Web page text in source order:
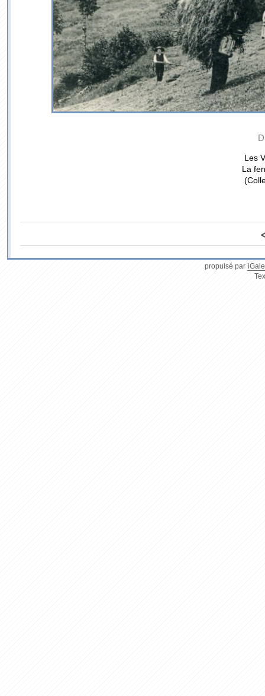
Les
La
propulsé par